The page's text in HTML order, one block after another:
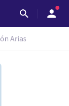
Arias